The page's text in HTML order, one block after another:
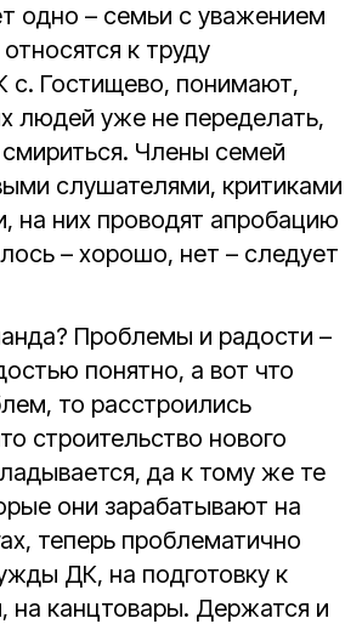
одно – семьи с уважением
к труду
с. Гостищево, понимают,
людей уже не переделать,
Члены семей
слушателями, критиками
на них проводят апробацию
– хорошо, нет – следует
Проблемы и радости –
понятно, а вот что
то расстроились
строительство нового
да к тому же те
они зарабатывают на
теперь проблематично
ДК, на подготовку к
на канцтовары. Держатся и